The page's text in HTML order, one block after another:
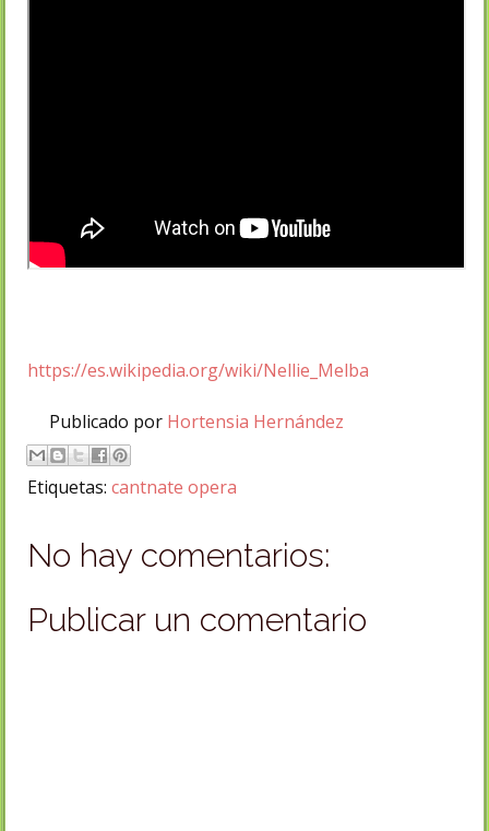
https://es.wikipedia.org/wiki/Nellie_Melba
Publicado por Hortensia Hernández
Etiquetas: cantnate opera
No hay comentarios:
Publicar un comentario